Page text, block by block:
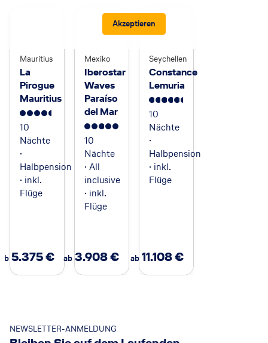
Akzeptieren
Mauritius
La
Pirogue
Mauritius
4.5
10
Nächte
·
Halbpension
· inkl.
Flüge
ab 5.375€
Mexiko
Iberostar
Waves
Paraíso
del Mar
5
10
Nächte
· All
inclusive
· inkl.
Flüge
ab 3.908€
Seychellen
Constance
Lemuria
5.5
10
Nächte
·
Halbpension
· inkl.
Flüge
ab 11.108€
NEWSLETTER-ANMELDUNG